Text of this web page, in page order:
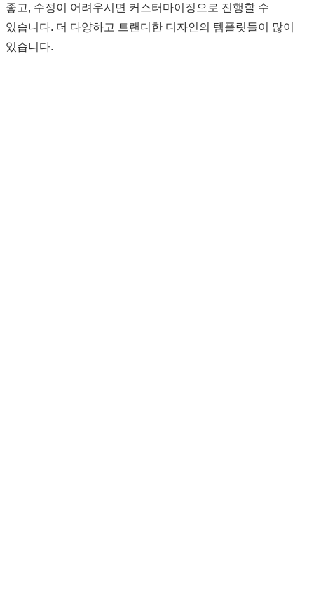
좋고, 수정이 어려우시면 커스터마이징으로 진행할 수
있습니다. 더 다양하고 트랜디한 디자인의 템플릿들이 많이
있습니다.